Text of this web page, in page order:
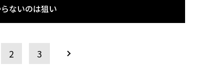
ないのは狙い
2 3